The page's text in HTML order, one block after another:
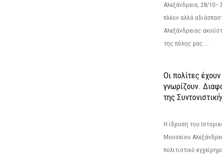
Αλεξάνδρεια, 28/
πλέον αλλά
Αλεξάνδρειας
της πόλης μας....
Οι πολίτες
γνωρίζουν.
της
Η ίδρυση του
Μουσείου
πολιτιστικό